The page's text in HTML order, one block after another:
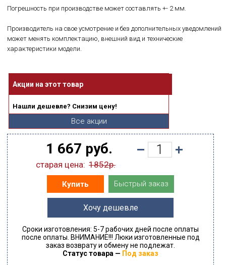
Погрешность при производстве может составлять +- 2 мм.
Производитель на свое усмотрение и без дополнительных уведомлений
может менять комплектацию, внешний вид и технические
характеристики модели.
Акции на этот товар
Нашли дешевле? Снизим цену!
Все акции
1 667 руб.
старая цена: 1852р.
Купить Быстрый заказ
Хочу дешевле
Сроки изготовления: 5-7 рабочих дней после оплаты
после оплаты. ВНИМАНИЕ!!! Люки изготовленные под
заказ возврату и обмену не подлежат.
Статус товара — Под заказ